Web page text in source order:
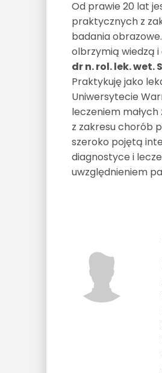
Od prawie 20 lat
praktycznych z
badania
olbrzymią wiedzą
dr n. rol. lek. wet.
Praktykuję jako
Uniwersytecie
leczeniem
z zakresu chorób
szeroko pojętą
diagnostyce i
uwzględnieniem